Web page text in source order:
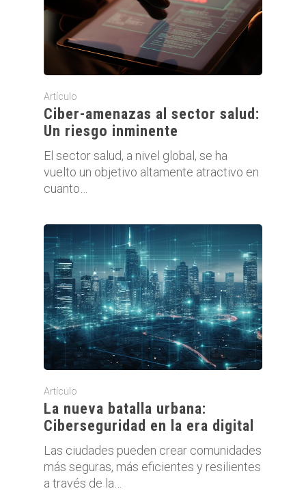
Artículo
Ciber-amenazas al sector salud:
Un riesgo inminente
El sector salud, a nivel global, se ha
vuelto un objetivo altamente atractivo en
cuanto…
Artículo
La nueva batalla urbana:
Ciberseguridad en la era digital
Las ciudades pueden crear comunidades
más seguras, más eficientes y resilientes
a través de la…